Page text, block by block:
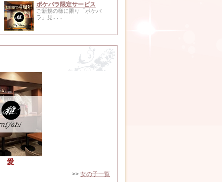
ポケパラ限定サービス
ご新規の様に限り「ポケパ
ラ」見...
愛
>> 女の子一覧